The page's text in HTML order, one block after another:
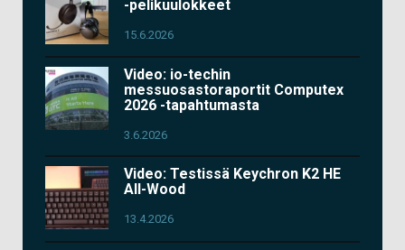
-pelikuulokkeet
15.6.2026
Video: io-techin
messuosastoraportit Computex
2026 -tapahtumasta
3.6.2026
Video: Testissä Keychron K2 HE
All-Wood
13.4.2026